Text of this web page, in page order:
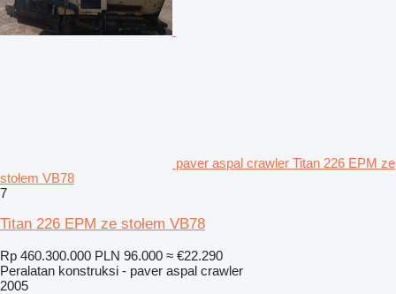
paver aspal crawler Titan 226 EPM ze
stołem VB78
7
Titan 226 EPM ze stołem VB78
Rp 460.300.000 PLN 96.000 ≈ €22.290
Peralatan konstruksi - paver aspal crawler
2005